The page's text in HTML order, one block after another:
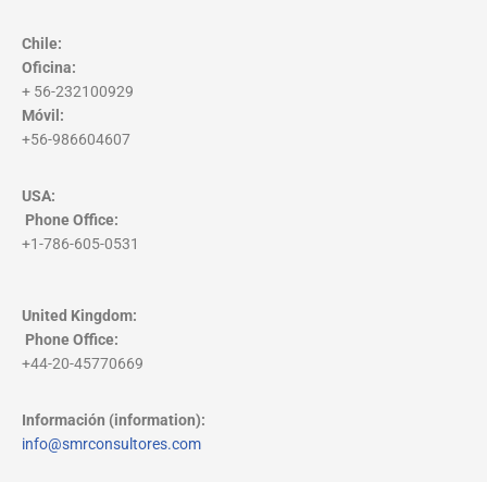
Chile:
Oficina:
+ 56-232100929
Móvil:
+56-986604607
USA:
Phone Office:
+1-786-605-0531
United Kingdom:
Phone Office:
+44-20-45770669
Información (information):
info@smrconsultores.com